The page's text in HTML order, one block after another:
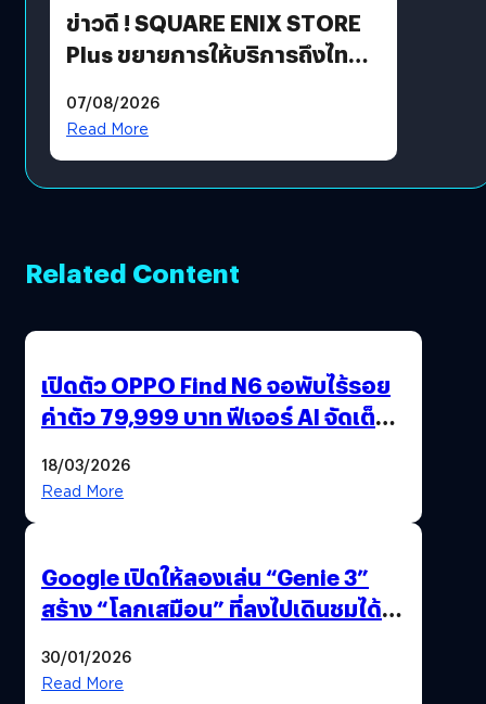
ข่าวดี ! SQUARE ENIX STORE
Plus ขยายการให้บริการถึงไทย
โดยตรง
07/08/2026
Read More
Related Content
เปิดตัว OPPO Find N6 จอพับไร้รอย
ค่าตัว 79,999 บาท ฟีเจอร์ AI จัดเต็ม
18/03/2026
Read More
Google เปิดให้ลองเล่น “Genie 3”
สร้าง “โลกเสมือน” ที่ลงไปเดินชมได้
30/01/2026
Read More